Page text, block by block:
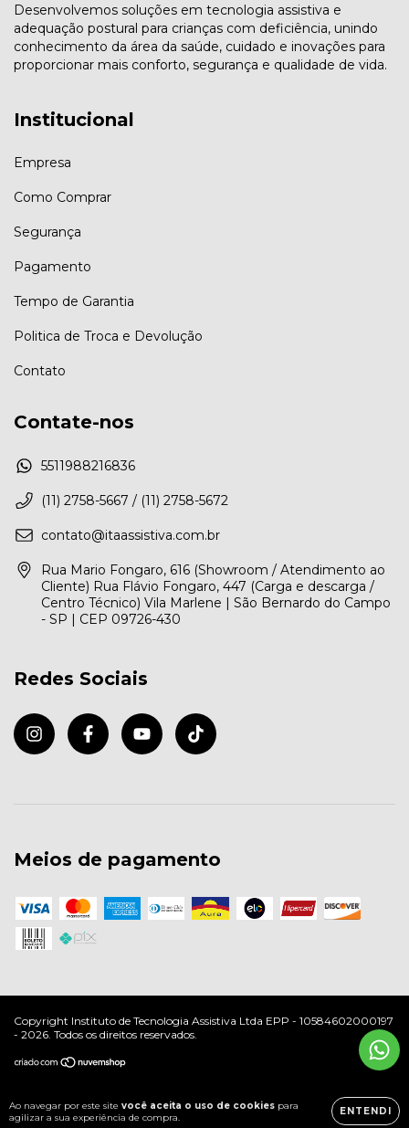
Ao navegar por este site você aceita o uso de cookies para
agilizar a sua experiência de compra.
ENTENDI
Desenvolvemos soluções em tecnologia assistiva e
adequação postural para crianças com deficiência, unindo
conhecimento da área da saúde, cuidado e inovações para
proporcionar mais conforto, segurança e qualidade de vida.
Institucional
Empresa
Como Comprar
Segurança
Pagamento
Tempo de Garantia
Politica de Troca e Devolução
Contato
Contate-nos
5511988216836
(11) 2758-5667 / (11) 2758-5672
contato@itaassistiva.com.br
Rua Mario Fongaro, 616 (Showroom / Atendimento ao
Cliente) Rua Flávio Fongaro, 447 (Carga e descarga /
Centro Técnico) Vila Marlene | São Bernardo do Campo
- SP | CEP 09726-430
Redes Sociais
Meios de pagamento
Copyright Instituto de Tecnologia Assistiva Ltda EPP - 10584602000197
- 2026. Todos os direitos reservados.